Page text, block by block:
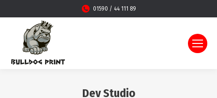
01590 / 44 111 89
Dev Studio